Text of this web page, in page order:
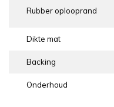
Rubber oplooprand
Dikte mat
Backing
Onderhoud